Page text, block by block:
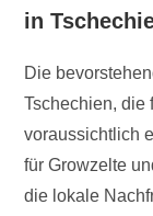
in
Die
Tschechien, die
voraussichtlich
für Growzelte
die lokale